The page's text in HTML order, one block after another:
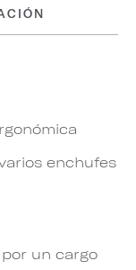
enchufes
un cargo